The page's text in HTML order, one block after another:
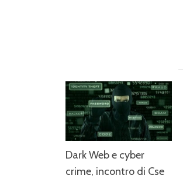
Dark Web e cyber
crime, incontro di Cse